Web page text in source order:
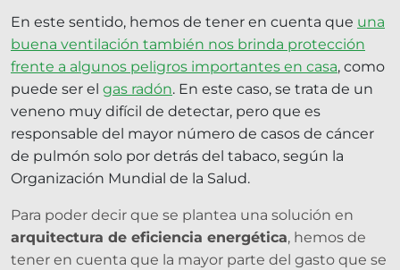
En este sentido, hemos de tener en cuenta que una
buena ventilación también nos brinda protección
frente a algunos peligros importantes en casa, como
puede ser el gas radón. En este caso, se trata de un
veneno muy difícil de detectar, pero que es
responsable del mayor número de casos de cáncer
de pulmón solo por detrás del tabaco, según la
Organización Mundial de la Salud.
Para poder decir que se plantea una solución en
arquitectura de eficiencia energética, hemos de
tener en cuenta que la mayor parte del gasto que se